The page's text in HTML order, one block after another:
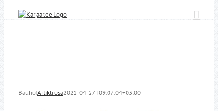
BauhofArtikli osa2021-04-27T09:07:04+03:00